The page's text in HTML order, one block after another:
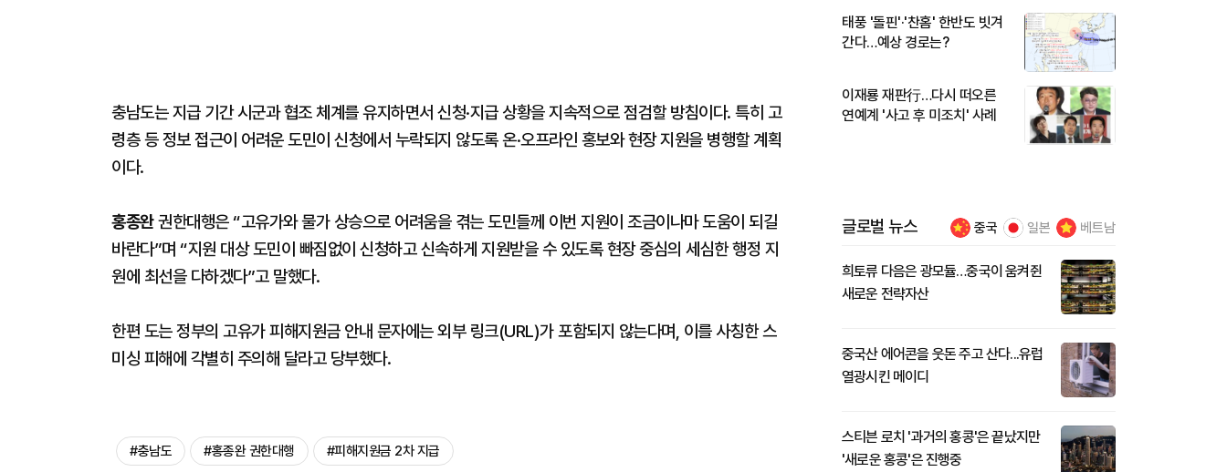
충남도는 지급 기간 시군과 협조 체계를 유지하면서 신청·지급 상황을 지속적으로 점검할 방침이다. 특히 고
령층 등 정보 접근이 어려운 도민이 신청에서 누락되지 않도록 온·오프라인 홍보와 현장 지원을 병행할 계획
이다.
홍종완권한대행은 “고유가와 물가 상승으로 어려움을 겪는 도민들께 이번 지원이 조금이나마 도움이 되길
바란다”며 “지원 대상 도민이 빠짐없이 신청하고 신속하게 지원받을 수 있도록 현장 중심의 세심한 행정 지
원에 최선을 다하겠다”고 말했다.
한편 도는 정부의 고유가 피해지원금 안내 문자에는 외부 링크(URL)가 포함되지 않는다며, 이를 사칭한 스
미싱 피해에 각별히 주의해 달라고 당부했다.
#충남도 #홍종완 권한대행 #피해지원금 2차 지급
태풍 '돌핀'·'찬홈' 한반도 빗겨
간다…예상 경로는?
이재룡 재판行…다시 떠오른
연예계 '사고 후 미조치' 사례
글로벌 뉴스 중국 일본 베트남
희토류 다음은 광모듈…중국이 움켜쥔
새로운 전략자산
중국산 에어콘을 웃돈 주고 산다...유럽
열광시킨 메이디
스티븐 로치 '과거의 홍콩'은 끝났지만
'새로운 홍콩'은 진행중